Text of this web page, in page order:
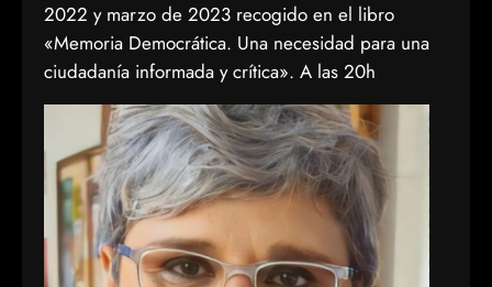
2022 y marzo de 2023 recogido en el libro
«Memoria Democrática. Una necesidad para una
ciudadanía informada y crítica». A las 20h